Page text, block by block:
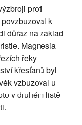
proti
k
důraz na základ
Magnesia
řeky
křesťanů byl
vzbuzoval u
v druhém listě